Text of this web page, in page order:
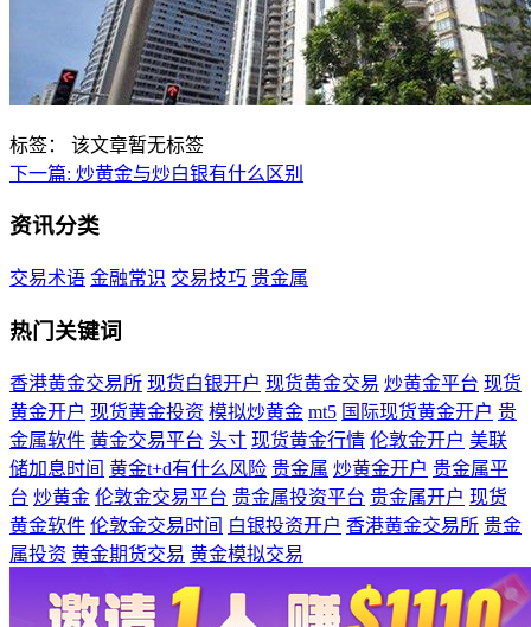
标签：
该文章暂无标签
下一篇: 炒黄金与炒白银有什么区别
资讯分类
交易术语 金融常识 交易技巧 贵金属
热门关键词
香港黄金交易所 现货白银开户 现货黄金交易 炒黄金平台 现货
黄金开户 现货黄金投资 模拟炒黄金 mt5 国际现货黄金开户 贵
金属软件 黄金交易平台 头寸 现货黄金行情 伦敦金开户 美联
储加息时间 黄金t+d有什么风险 贵金属 炒黄金开户 贵金属平
台 炒黄金 伦敦金交易平台 贵金属投资平台 贵金属开户 现货
黄金软件 伦敦金交易时间 白银投资开户 香港黄金交易所 贵金
属投资 黄金期货交易 黄金模拟交易